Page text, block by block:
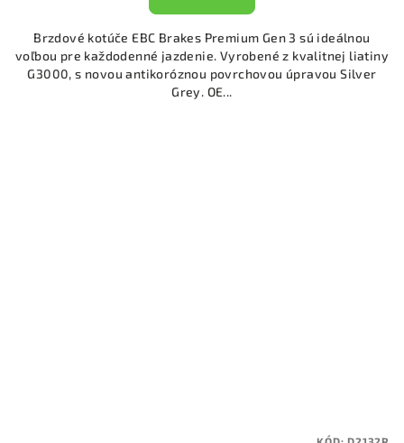
Brzdové kotúče EBC Brakes Premium Gen 3 sú ideálnou
voľbou pre každodenné jazdenie. Vyrobené z kvalitnej liatiny
G3000, s novou antikoróznou povrchovou úpravou Silver
Grey. OE...